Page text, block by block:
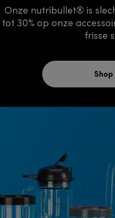
Onze nutribullet® is
tot 30% op onze
frisse
Shop